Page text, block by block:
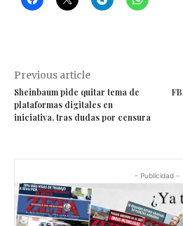
Previous article
Sheinbaum pide quitar tema de
plataformas digitales en
iniciativa, tras dudas por censura
- Publicidad -